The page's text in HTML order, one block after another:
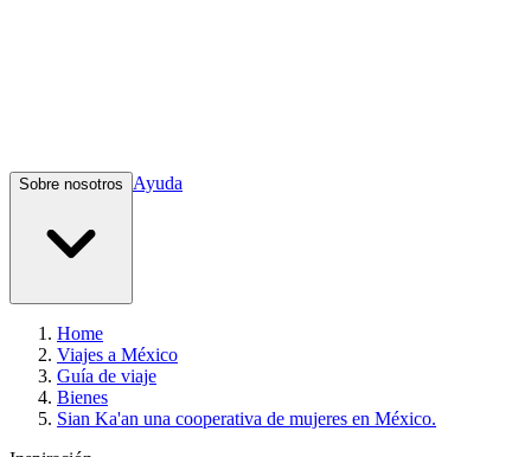
Sobre nosotros Ayuda
Home
Viajes a México
Guía de viaje
Bienes
Sian Ka'an una cooperativa de mujeres en México.